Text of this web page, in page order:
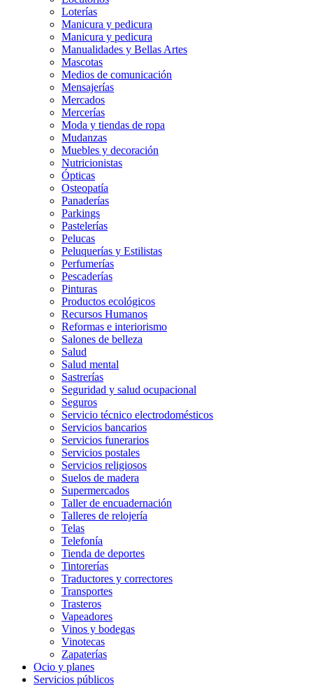
Loterías
Manicura y pedicura
Manicura y pedicura
Manualidades y Bellas Artes
Mascotas
Medios de comunicación
Mensajerías
Mercados
Mercerías
Moda y tiendas de ropa
Mudanzas
Muebles y decoración
Nutricionistas
Ópticas
Osteopatía
Panaderías
Parkings
Pastelerías
Pelucas
Peluquerías y Estilistas
Perfumerías
Pescaderías
Pinturas
Productos ecológicos
Recursos Humanos
Reformas e interiorismo
Salones de belleza
Salud
Salud mental
Sastrerías
Seguridad y salud ocupacional
Seguros
Servicio técnico electrodomésticos
Servicios bancarios
Servicios funerarios
Servicios postales
Servicios religiosos
Suelos de madera
Supermercados
Taller de encuadernación
Talleres de relojería
Telas
Telefonía
Tienda de deportes
Tintorerías
Traductores y correctores
Transportes
Trasteros
Vapeadores
Vinos y bodegas
Vinotecas
Zapaterías
Ocio y planes
Servicios públicos